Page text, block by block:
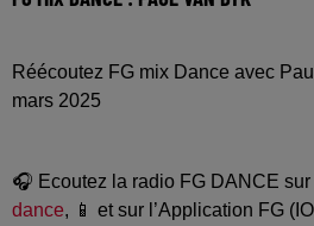
Réécoutez FG mix Dance avec
mars 2025
🎧 Ecoutez la radio FG DANCE sur
dance, 📱 et sur l’Application FG